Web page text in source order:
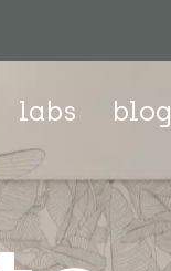
labs blog